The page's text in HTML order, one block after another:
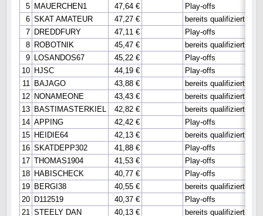
5 MAUERCHEN1 47,64 € Play-offs
6 SKAT AMATEUR 47,27 € bereits qualifiziert
7 DREDDFURY 47,11 € Play-offs
8 ROBOTNIK 45,47 € bereits qualifiziert
9 LOSANDOS67 45,22 €
Play-offs
10 HJSC 44,19 €
Play-offs
11 BAJAGO 43,88 €
bereits qualifiziert
12 NONAMEONE 43,43 €
bereits qualifiziert
13 BASTIMASTERKIEL 42,82 €
bereits qualifiziert
14 APPING 42,42 €
Play-offs
15 HEIDIE64 42,13 €
bereits qualifiziert
16 SKATDEPP302 41,88 €
Play-offs
17 THOMAS1904 41,53 €
Play-offs
18 HABISCHECK 40,77 €
Play-offs
19 BERGI38 40,55 €
bereits qualifiziert
20 D112519 40,37 €
Play-offs
21 STEELY DAN 40,13 € bereits qualifiziert